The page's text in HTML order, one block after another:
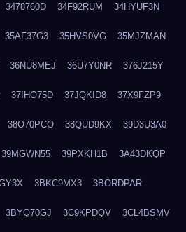
3478760D 34F92RUM 34HYUF3N
35AF37G3 35HVS0VG 35MJZMAN
36NU8MEJ 36U7Y0NR 376J215Y
37IHO75D 37JQKID8 37X9FZP9
38O70PCO 38QUD9KX 39D3U3A0
39MGWN55 39PXKH1B 3A43DKQP
3BKC9MX3 3BORDPAR
3BYQ70GJ 3C9KPDQV 3CL4BSMV